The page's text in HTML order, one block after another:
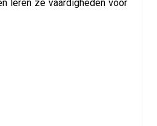
leren ze vaardigheden voor